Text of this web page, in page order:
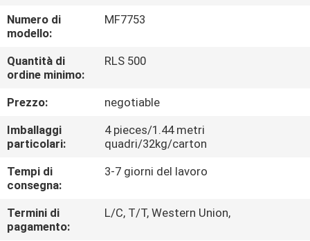
CONTROLLO
DELLA
QUALITÀ
CONTATTACI
CHIEDI UN
PREVENTIVO
Numero di
modello:
MF7753
Quantità di
ordine minimo:
RLS 500
Prezzo:
negotiable
Imballaggi
particolari:
4 pieces/1.44 metri
quadri/32kg/carton
Tempi di
consegna:
3-7 giorni del lavoro
Termini di
pagamento:
L/C, T/T, Western Union,